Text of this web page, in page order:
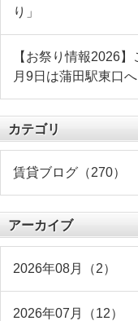
り」
【お祭り情報2026
月9日は蒲田駅東口へ
カテゴリ
賃貸ブログ（270）
アーカイブ
2026年08月（2）
2026年07月（12）